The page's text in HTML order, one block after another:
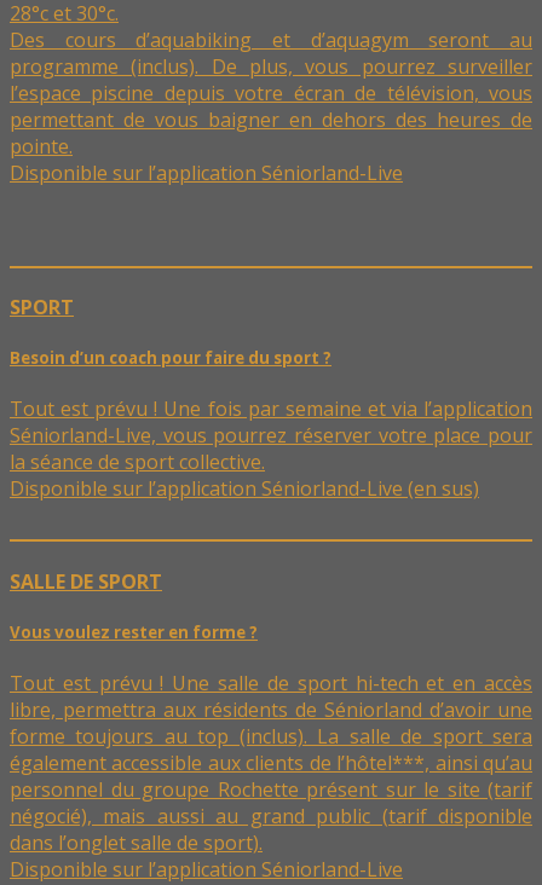
28°c et 30°c.
Des cours d’aquabiking et d’aquagym seront au
programme (inclus). De plus, vous pourrez surveiller
l’espace piscine depuis votre écran de télévision, vous
permettant de vous baigner en dehors des heures de
pointe.
Disponible sur l’application Séniorland-Live
SPORT
Besoin d’un coach pour faire du sport ?
Tout est prévu ! Une fois par semaine et via l’application
Séniorland-Live, vous pourrez réserver votre place pour
la séance de sport collective.
Disponible sur l’application Séniorland-Live (en sus)
SALLE DE SPORT
Vous voulez rester en forme ?
Tout est prévu ! Une salle de sport hi-tech et en accès
libre, permettra aux résidents de Séniorland d’avoir une
forme toujours au top (inclus). La salle de sport sera
également accessible aux clients de l’hôtel***, ainsi qu’au
personnel du groupe Rochette présent sur le site (tarif
négocié), mais aussi au grand public (tarif disponible
dans l’onglet salle de sport).
Disponible sur l’application Séniorland-Live